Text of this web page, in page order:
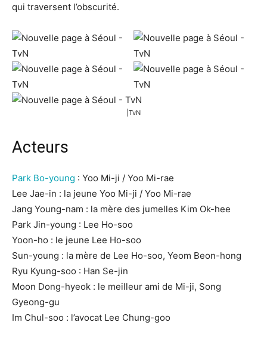
qui traversent l’obscurité.
|TvN
Acteurs
Park Bo-young : Yoo Mi-ji / Yoo Mi-rae
Lee Jae-in : la jeune Yoo Mi-ji / Yoo Mi-rae
Jang Young-nam : la mère des jumelles Kim Ok-hee
Park Jin-young : Lee Ho-soo
Yoon-ho : le jeune Lee Ho-soo
Sun-young : la mère de Lee Ho-soo, Yeom Beon-hong
Ryu Kyung-soo : Han Se-jin
Moon Dong-hyeok : le meilleur ami de Mi-ji, Song
Gyeong-gu
Im Chul-soo : l’avocat Lee Chung-goo